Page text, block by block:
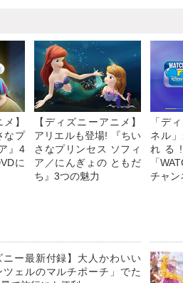
】
なプ
』4
に
【ディズニーアニメ】
アリエルも登場! 『ちい
さなプリンセス ソフィ
ア／にんぎょの ともだ
ち』3つの魅力
「デ
ネル
れる
「
チャン
ニー最新付録】大人かわいい
ツェルのマルチポーチ」でた